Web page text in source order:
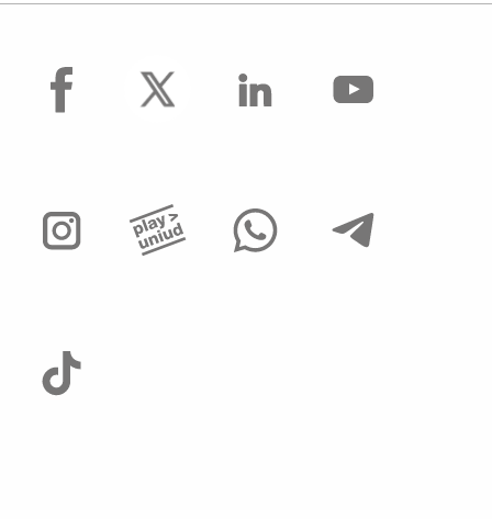
facebook